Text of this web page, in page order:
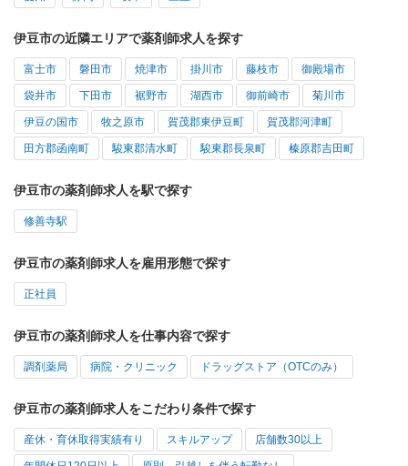
伊豆市の近隣エリアで薬剤師求人を探す
富士市 磐田市 焼津市 掛川市 藤枝市 御殿場市
袋井市 下田市 裾野市 湖西市 御前崎市 菊川市
伊豆の国市 牧之原市 賀茂郡東伊豆町 賀茂郡河津町
田方郡函南町 駿東郡清水町 駿東郡長泉町 榛原郡吉田町
伊豆市の薬剤師求人を駅で探す
修善寺駅
伊豆市の薬剤師求人を雇用形態で探す
正社員
伊豆市の薬剤師求人を仕事内容で探す
調剤薬局 病院・クリニック ドラッグストア（OTCのみ）
伊豆市の薬剤師求人をこだわり条件で探す
産休・育休取得実績有り スキルアップ 店舗数30以上